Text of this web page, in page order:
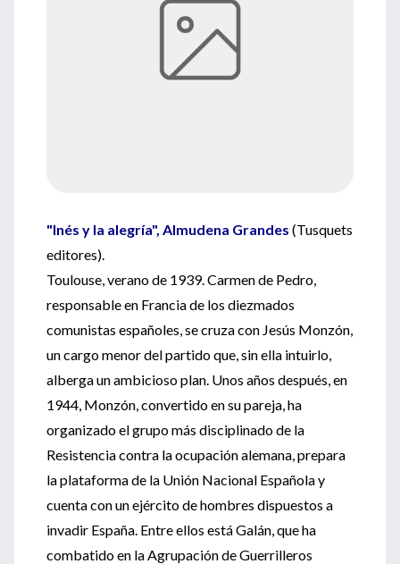
"Inés y la alegría", Almudena Grandes (Tusquets
editores).
Toulouse, verano de 1939. Carmen de Pedro,
responsable en Francia de los diezmados
comunistas españoles, se cruza con Jesús Monzón,
un cargo menor del partido que, sin ella intuirlo,
alberga un ambicioso plan. Unos años después, en
1944, Monzón, convertido en su pareja, ha
organizado el grupo más disciplinado de la
Resistencia contra la ocupación alemana, prepara
la plataforma de la Unión Nacional Española y
cuenta con un ejército de hombres dispuestos a
invadir España. Entre ellos está Galán, que ha
combatido en la Agrupación de Guerrilleros